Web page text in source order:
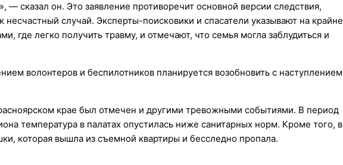
— сказал он. Это заявление противоречит основной версии следствия,
случай. Эксперты-поисковики и спасатели указывают на крайне
где легко получить травму, и отмечают, что семья могла заблудиться и
волонтеров и беспилотников планируется возобновить с наступлением
крае был отмечен и другими тревожными событиями. В период
температура в палатах опустилась ниже санитарных норм. Кроме того, в
которая вышла из съемной квартиры и бесследно пропала.